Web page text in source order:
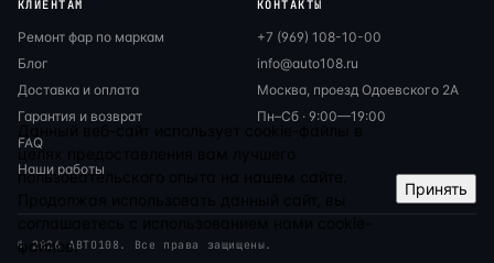
КЛИЕНТАМ
Ремонт фар по маркам
Блог
Доставка и оплата
Гарантия и возврат
FAQ
Наши работы
КОНТАКТЫ
+7 (969) 108-10-00
info@auto108.ru
Москва, проезд Одоевского 2А
Пн–Сб · 9:00—19:00
© 2026 АВТО108. Все права защищены.
Данный веб-сайт использует cookie-файлы в
целях предоставления вам лучшего
пользовательского опыта на нашем сайте.
файлов.
Принять